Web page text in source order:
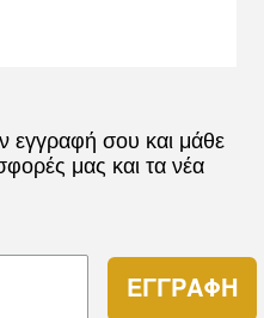
εγγραφή σου και μάθε
μας και τα νέα
ΕΓΓΡΑΦΗ